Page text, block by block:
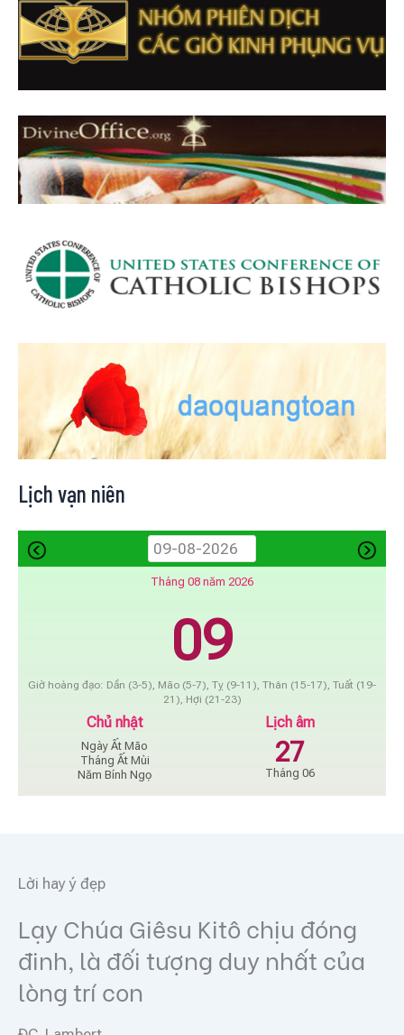
Lịch vạn niên
Tháng 08 năm 2026
09
Giờ hoàng đạo: Dần (3-5), Mão (5-7), Tỵ (9-11), Thân (15-17), Tuất (19-
21), Hợi (21-23)
Chủ nhật
Ngày Ất Mão
Tháng Ất Mùi
Năm Bính Ngọ
Lịch âm
27
Tháng 06
Lời hay ý đẹp
Lạy Chúa Giêsu Kitô chịu đóng
đinh, là đối tượng duy nhất của
lòng trí con